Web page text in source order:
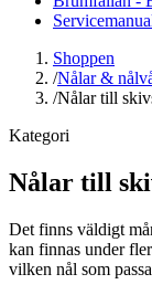
Shoppen
/Nålar &
/Nålar till
Kategori
Nålar till
Det finns väldigt
kan finnas under
vilken nål som